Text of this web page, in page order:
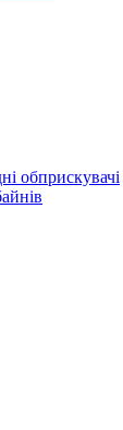
обприскувачі